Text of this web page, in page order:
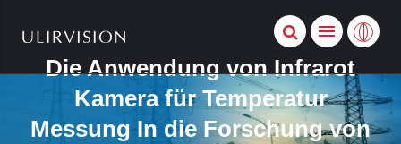
Die Anwendung von Infrarot
Kamera für Temperatur
Messung In die Forschung von